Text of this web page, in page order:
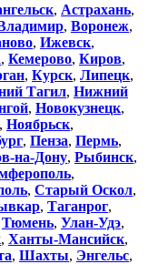
, Астрахань,
, Воронеж,
, Ижевск,
, Кемерово, Киров,
, Курск, Липецк,
Тагил, Нижний
, Новокузнецк,
, Ноябрьск,
, Пенза, Пермь,
на-Дону, Рыбинск,
,
, Старый Оскол,
, Таганрог,
Тюмень, Улан-Удэ,
, Ханты-Мансийск,
, Шахты, Энгельс,